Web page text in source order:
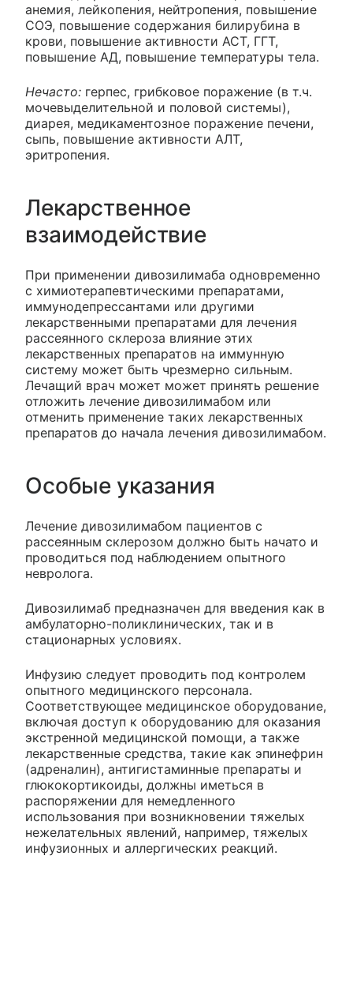
анемия, лейкопения, нейтропения, повышение
СОЭ, повышение содержания билирубина в
крови, повышение активности АСТ, ГГТ,
повышение АД, повышение температуры тела.
Нечасто: герпес, грибковое поражение (в т.ч.
мочевыделительной и половой системы),
диарея, медикаментозное поражение печени,
сыпь, повышение активности АЛТ,
эритропения.
Лекарственное
взаимодействие
При применении дивозилимаба одновременно
с химиотерапевтическими препаратами,
иммунодепрессантами или другими
лекарственными препаратами для лечения
рассеянного склероза влияние этих
лекарственных препаратов на иммунную
систему может быть чрезмерно сильным.
Лечащий врач может может принять решение
отложить лечение дивозилимабом или
отменить применение таких лекарственных
препаратов до начала лечения дивозилимабом.
Особые указания
Лечение дивозилимабом пациентов с
рассеянным склерозом должно быть начато и
проводиться под наблюдением опытного
невролога.
Дивозилимаб предназначен для введения как в
амбулаторно-поликлинических, так и в
стационарных условиях.
Инфузию следует проводить под контролем
опытного медицинского персонала.
Соответствующее медицинское оборудование,
включая доступ к оборудованию для оказания
экстренной медицинской помощи, а также
лекарственные средства, такие как эпинефрин
(адреналин), антигистаминные препараты и
глюкокортикоиды, должны иметься в
распоряжении для немедленного
использования при возникновении тяжелых
нежелательных явлений, например, тяжелых
инфузионных и аллергических реакций.